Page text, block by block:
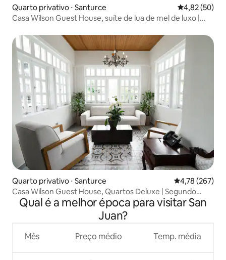
Quarto privativo ⋅ Santurce 4,82 de uma
4,82 (50)
Casa Wilson Guest House, suíte de lua de mel de luxo |
Quarto privativo ⋅ Santurce 4,78 de uma
4,78 (267)
Casa Wilson Guest House, Quartos Deluxe | Segundo
andar | Terraço
Qual é a melhor época para visitar San
Juan?
Mês Preço médio Temp. média